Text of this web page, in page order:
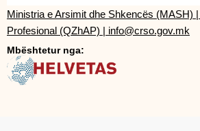
Ministria e Arsimit dhe Shkencës (MASH) |
Profesional (QZhAP) | info@crso.gov.mk
Mbështetur nga: